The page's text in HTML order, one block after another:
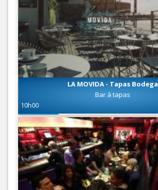
LA MOVIDA - Tapas Bodega
Bar à tapas
10h00